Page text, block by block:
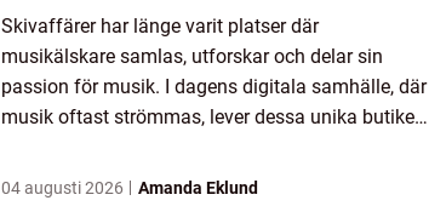
Skivaffärer har länge varit platser där
musikälskare samlas, utforskar och delar sin
passion för musik. I dagens digitala samhälle, där
musik oftast strömmas, lever dessa unika butiker
04 augusti 2026 Amanda Eklund